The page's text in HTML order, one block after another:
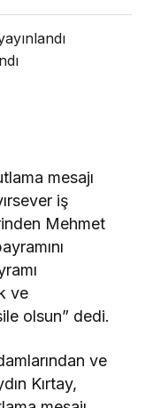
mesajı
iş
Mehmet
ve
olsun” dedi.
ve
Kırtay,